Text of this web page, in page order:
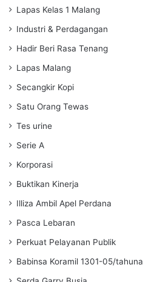
Lapas Kelas 1 Malang
Industri & Perdagangan
Hadir Beri Rasa Tenang
Lapas Malang
Secangkir Kopi
Satu Orang Tewas
Tes urine
Serie A
Korporasi
Buktikan Kinerja
Illiza Ambil Apel Perdana
Pasca Lebaran
Perkuat Pelayanan Publik
Babinsa Koramil 1301-05/tahuna